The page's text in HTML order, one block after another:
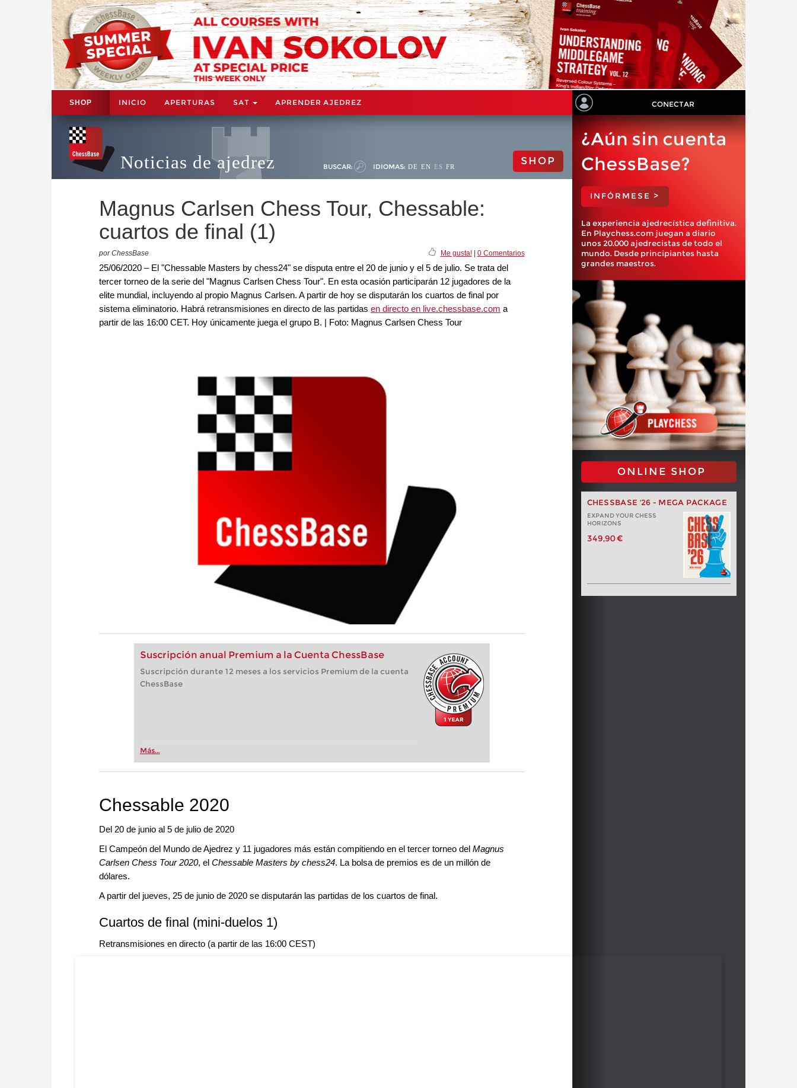
SHOP INICIO APERTURAS SAT APRENDER AJEDREZ CONECTAR
Noticias de ajedrez BUSCAR: IDIOMAS: DE EN ES FR SHOP
Magnus Carlsen Chess Tour, Chessable:
cuartos de final (1)
por ChessBase Me gusta!| 0 Comentarios
25/06/2020 – El "Chessable Masters by chess24" se disputa entre el 20 de junio y el 5 de julio. Se trata del
tercer torneo de la serie del "Magnus Carlsen Chess Tour". En esta ocasión participarán 12 jugadores de la
elite mundial, incluyendo al propio Magnus Carlsen. A partir de hoy se disputarán los cuartos de final por
sistema eliminatorio. Habrá retransmisiones en directo de las partidas en directo en live.chessbase.com a
partir de las 16:00 CET. Hoy únicamente juega el grupo B. | Foto: Magnus Carlsen Chess Tour
Suscripción anual Premium a la Cuenta ChessBase
Suscripción durante 12 meses a los servicios Premium de la cuenta
ChessBase
Más...
¿Aún sin cuenta
ChessBase?
INFÓRMESE >
La experiencia ajedrecística definitiva.
En Playchess.com juegan a diario
unos 20.000 ajedrecistas de todo el
mundo. Desde principiantes hasta
grandes maestros.
ONLINE SHOP
CHESSBASE '26 - MEGA PACKAGE
EXPAND YOUR CHESS
HORIZONS
349,90 €
Chessable 2020
Del 20 de junio al 5 de julio de 2020
El Campeón del Mundo de Ajedrez y 11 jugadores más están compitiendo en el tercer torneo del Magnus
Carlsen Chess Tour 2020, el Chessable Masters by chess24. La bolsa de premios es de un millón de
dólares.
A partir del jueves, 25 de junio de 2020 se disputarán las partidas de los cuartos de final.
Cuartos de final (mini-duelos 1)
Retransmisiones en directo (a partir de las 16:00 CEST)